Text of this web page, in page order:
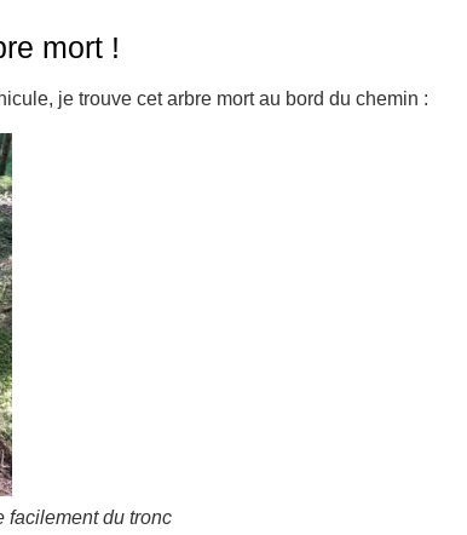
mort !
je trouve cet arbre mort au bord du chemin :
facilement du tronc